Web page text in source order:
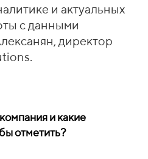
и актуальных
с данными
директор
и какие
отметить?